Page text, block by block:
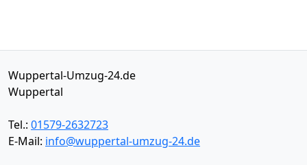
Wuppertal-Umzug-24.de
Wuppertal
Tel.: 01579-2632723
E-Mail: info@wuppertal-umzug-24.de